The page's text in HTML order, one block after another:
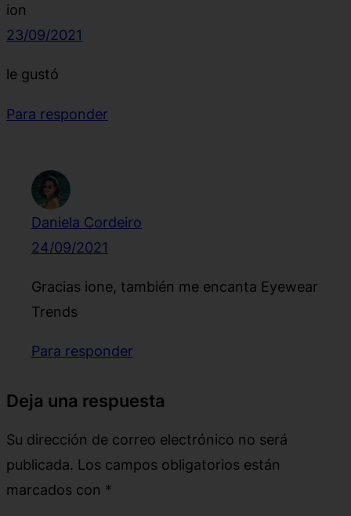
ion
23/09/2021
le gustó
Para responder
Daniela Cordeiro
24/09/2021
Gracias ione, también me encanta Eyewear
Trends
Para responder
Deja una respuesta
Su dirección de correo electrónico no será
publicada. Los campos obligatorios están
marcados con *